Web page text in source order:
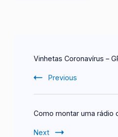
Navigation
Vinhetas Coronavírus –
Previous
Como montar uma rádio
Next